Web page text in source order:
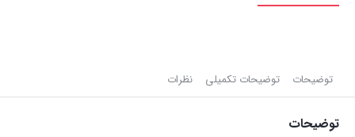
توضیحات توضیحات تکمیلی نظرات
توضیحات